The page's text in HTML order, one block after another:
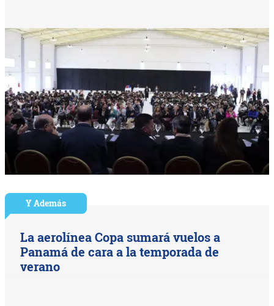
Y Además
La aerolínea Copa sumará vuelos a
Panamá de cara a la temporada de
verano